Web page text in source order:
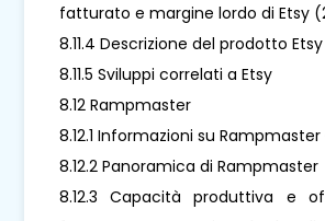
fatturato e margine lordo di Etsy
8.11.4 Descrizione del prodotto Etsy
8.11.5 Sviluppi correlati a Etsy
8.12 Rampmaster
8.12.1 Informazioni su
8.12.2 Panoramica di Rampmaster
8.12.3 Capacità produttiva e